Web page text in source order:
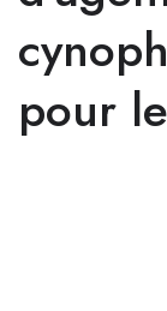
pour